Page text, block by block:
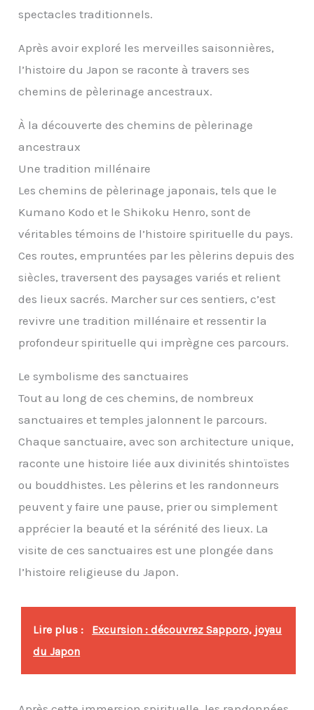
spectacles traditionnels.
Après avoir exploré les merveilles saisonnières,
l’histoire du Japon se raconte à travers ses
chemins de pèlerinage ancestraux.
À la découverte des chemins de pèlerinage
ancestraux
Une tradition millénaire
Les chemins de pèlerinage japonais, tels que le
Kumano Kodo et le Shikoku Henro, sont de
véritables témoins de l’histoire spirituelle du pays.
Ces routes, empruntées par les pèlerins depuis des
siècles, traversent des paysages variés et relient
des lieux sacrés. Marcher sur ces sentiers, c’est
revivre une tradition millénaire et ressentir la
profondeur spirituelle qui imprègne ces parcours.
Le symbolisme des sanctuaires
Tout au long de ces chemins, de nombreux
sanctuaires et temples jalonnent le parcours.
Chaque sanctuaire, avec son architecture unique,
raconte une histoire liée aux divinités shintoïstes
ou bouddhistes. Les pèlerins et les randonneurs
peuvent y faire une pause, prier ou simplement
apprécier la beauté et la sérénité des lieux. La
visite de ces sanctuaires est une plongée dans
l’histoire religieuse du Japon.
Lire plus :
Excursion : découvrez Sapporo, joyau
du Japon